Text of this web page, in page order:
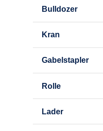
Bulldozer
Kran
Gabelstapler
Rolle
Lader